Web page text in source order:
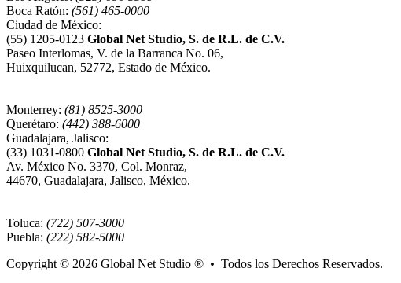
Boca Ratón: (561) 465-0000
Ciudad de México:
(55) 1205-0123 Global Net Studio, S. de R.L. de C.V.
Paseo Interlomas, V. de la Barranca No. 06,
Huixquilucan, 52772, Estado de México.
Monterrey: (81) 8525-3000
Querétaro: (442) 388-6000
Guadalajara, Jalisco:
(33) 1031-0800 Global Net Studio, S. de R.L. de C.V.
Av. México No. 3370, Col. Monraz,
44670, Guadalajara, Jalisco, México.
Toluca: (722) 507-3000
Puebla: (222) 582-5000
Copyright © 2026 Global Net Studio ® • Todos los Derechos Reservados.